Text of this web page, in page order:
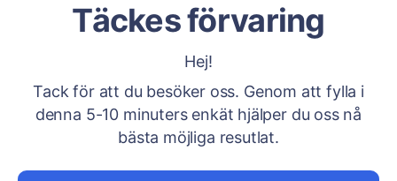
Täckes förvaring
Hej!
Tack för att du besöker oss. Genom att fylla i
denna 5-10 minuters enkät hjälper du oss nå
bästa möjliga resutlat.